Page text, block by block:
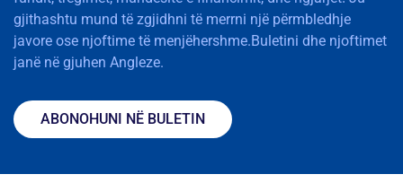
gjithashtu mund të zgjidhni të merrni një përmbledhje
javore ose njoftime të menjëhershme.Buletini dhe njoftimet
janë në gjuhen Angleze.
ABONOHUNI NË BULETIN